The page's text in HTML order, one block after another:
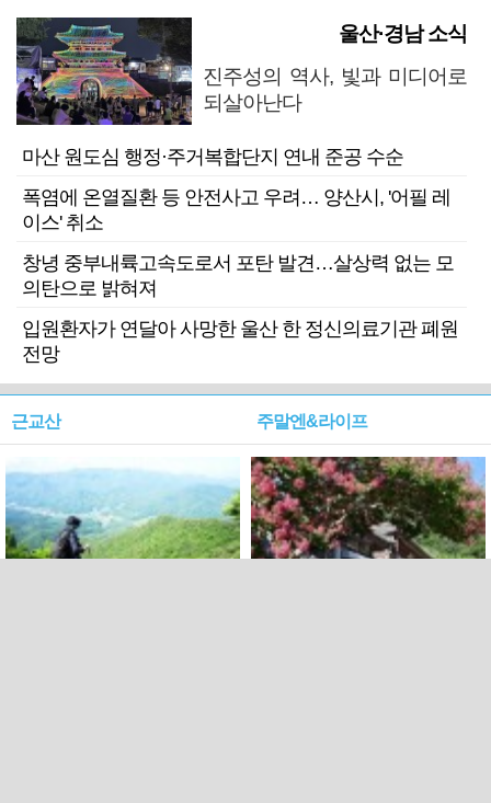
울산·경남 소식
진주성의 역사, 빛과 미디어로
되살아난다
마산 원도심 행정·주거복합단지 연내 준공 수순
폭염에 온열질환 등 안전사고 우려… 양산시, '어필 레
이스' 취소
창녕 중부내륙고속도로서 포탄 발견…살상력 없는 모
의탄으로 밝혀져
입원환자가 연달아 사망한 울산 한 정신의료기관 폐원
전망
근교산 주말엔&라이프